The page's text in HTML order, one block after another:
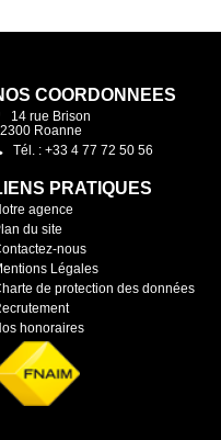
COORDONNÉES
14 rue Brison
Roanne
Tél. : +33 4 77 72 50 56
PRATIQUES
agence
du site
nous
Légales
de protection des données
honoraires